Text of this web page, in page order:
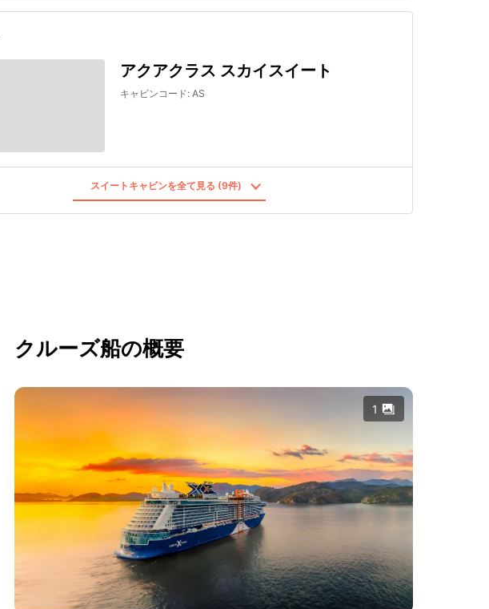
アクアクラス スカイスイート
キャビンコード: AS
スイートキャビンを全て見る (9件)
クルーズ船の概要
1